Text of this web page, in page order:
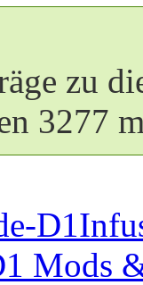
zu
3277
Mods